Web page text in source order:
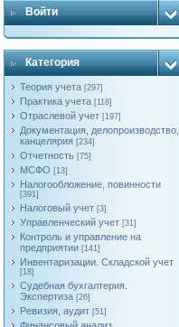
Войти
Категория
Теория учета [297]
Практика учета [118]
Отраслевой учет [197]
Документация, делопроизводство,
канцелярия [234]
Отчетность [75]
МСФО [13]
Налогообложение, повинности
[391]
Налоговый учет [3]
Управленческий учет [31]
Контроль и управление на
предприятии [141]
Инвентаризации. Складской учет
[18]
Судебная бухгалтерия.
Экспертиза [26]
Ревизия, аудит [51]